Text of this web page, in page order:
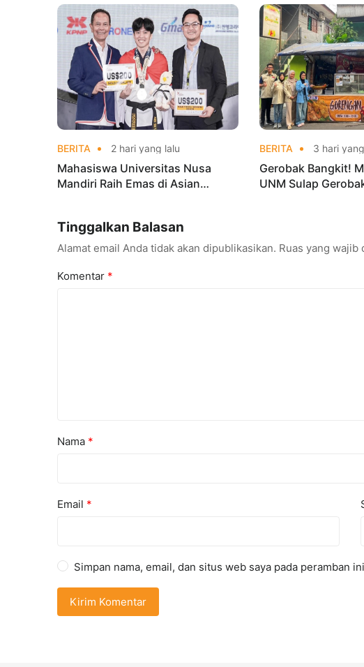
di Kejurnas
BERITA 2 hari yang lalu
Mahasiswa Universitas Nusa
Mandiri Raih Emas di Asian
BERITA 3 hari
Gerobak Bangkit!
UNM Sulap
Tinggalkan Balasan
Alamat email Anda tidak akan dipublikasikan. Ruas yang wajib
Komentar *
Nama *
Email *
Simpan nama, email, dan situs web saya pada peramban